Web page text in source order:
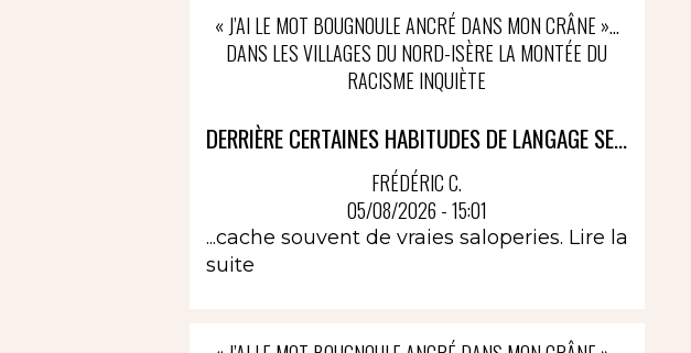
« J’AI LE MOT BOUGNOULE ANCRÉ DANS MON CRÂNE »…
DANS LES VILLAGES DU NORD-ISÈRE LA MONTÉE DU
RACISME INQUIÈTE
DERRIÈRE CERTAINES HABITUDES DE LANGAGE SE...
FRÉDÉRIC C.
05/08/2026 - 15:01
...cache souvent de vraies saloperies. Lire la
suite